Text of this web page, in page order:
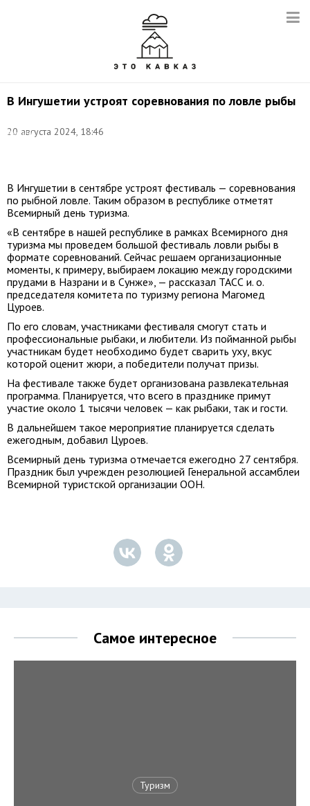
В Ингушетии устроят соревнования по ловле рыбы
20 августа 2024, 18:46
Андрей
В Ингушетии в сентябре устроят фестиваль — соревнования
по рыбной ловле. Таким образом в республике отметят
Всемирный день туризма.
«В сентябре в нашей республике в рамках Всемирного дня
туризма мы проведем большой фестиваль ловли рыбы в
формате соревнований. Сейчас решаем организационные
моменты, к примеру, выбираем локацию между городскими
прудами в Назрани и в Сунже», — рассказал ТАСС и. о.
председателя комитета по туризму региона Магомед
Цуроев.
По его словам, участниками фестиваля смогут стать и
профессиональные рыбаки, и любители. Из пойманной рыбы
участникам будет необходимо будет сварить уху, вкус
которой оценит жюри, а победители получат призы.
На фестивале также будет организована развлекательная
программа. Планируется, что всего в празднике примут
участие около 1 тысячи человек — как рыбаки, так и гости.
В дальнейшем такое мероприятие планируется сделать
ежегодным, добавил Цуроев.
Всемирный день туризма отмечается ежегодно 27 сентября.
Праздник был учрежден резолюцией Генеральной ассамблеи
Всемирной туристской организации ООН.
Самое интересное
Туризм